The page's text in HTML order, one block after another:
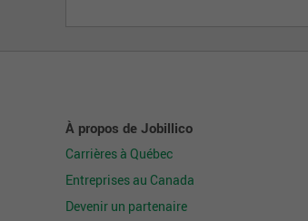
À propos de Jobillico
Carrières à Québec
Entreprises au Canada
Devenir un partenaire